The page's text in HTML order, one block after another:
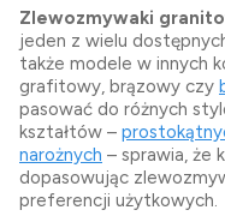
Zlewozmywaki
jeden z wielu
także modele w innych
grafitowy, brązowy czy
pasować do różnych
kształtów –
narożnych – sprawia, że
dopasowując
preferencji użytkowych.